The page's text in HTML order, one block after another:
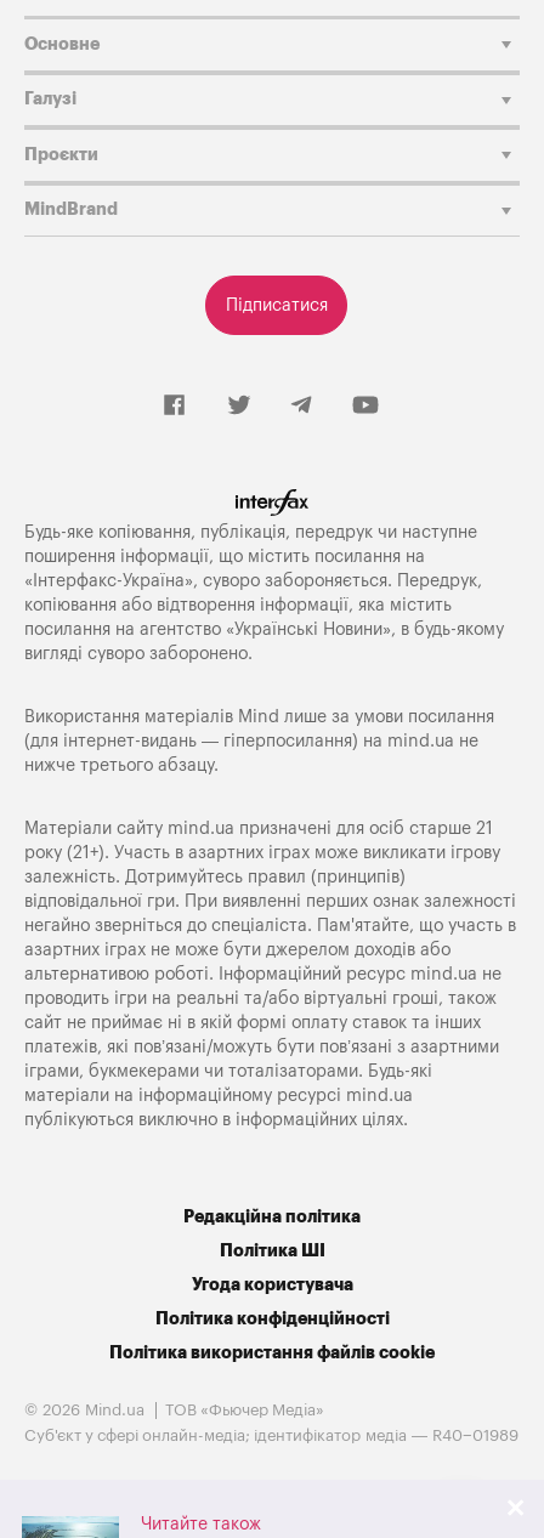
Читайте також
Підписатися
Основне
Галузі
Проєкти
MindBrand
Будь-яке копiювання, публiкацiя, передрук чи наступне
поширення iнформацiї, що мiстить посилання на
«Iнтерфакс-Україна», суворо забороняється. Передрук,
копіювання або відтворення інформації, яка містить
посилання на агентство «Українські Новини», в будь-якому
вигляді суворо заборонено.
Використання матеріалів Mind лише за умови посилання
(для інтернет-видань — гіперпосилання) на mind.ua не
нижче третього абзацу.
Матеріали сайту mind.ua призначені для осіб старше 21
року (21+). Участь в азартних іграх може викликати ігрову
залежність. Дотримуйтесь правил (принципів)
відповідальної гри. При виявленні перших ознак залежності
негайно зверніться до спеціаліста. Пам'ятайте, що участь в
азартних іграх не може бути джерелом доходів або
альтернативою роботі. Інформаційний ресурс mind.ua не
проводить ігри на реальні та/або віртуальні гроші, також
сайт не приймає ні в якій формі оплату ставок та інших
платежів, які пов’язані/можуть бути пов’язані з азартними
іграми, букмекерами чи тоталізаторами. Будь-які
матеріали на інформаційному ресурсі mind.ua
публікуються виключно в інформаційних цілях.
Редакційна політика
Політика ШІ
Угода користувача
Політика конфіденційності
Політика використання файлів cookie
© 2026 Mind.ua
ТОВ «Фьючер Медiа»
Cуб'єкт у сфері онлайн-медіа; ідентифікатор медіа — R40−01989